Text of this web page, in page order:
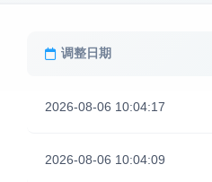
调整日期
2026-08-06 10:04:17
2026-08-06 10:04:09